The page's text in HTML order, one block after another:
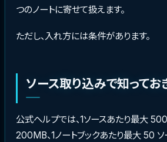
つのノートに寄せて扱えます。
ただし、入れ方には条件があります。
ソース取り込みで知ってお
公式ヘルプでは、1ソースあたり最大
200MB、1ノートブックあたり最大 50